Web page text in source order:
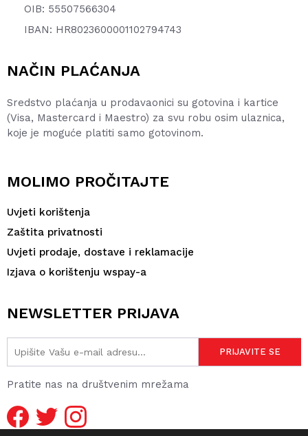
OIB: 55507566304
IBAN: HR8023600001102794743
NAČIN PLAĆANJA
Sredstvo plaćanja u prodavaonici su gotovina i kartice
(Visa, Mastercard i Maestro) za svu robu osim ulaznica,
koje je moguće platiti samo gotovinom.
MOLIMO PROČITAJTE
Uvjeti korištenja
Zaštita privatnosti
Uvjeti prodaje, dostave i reklamacije
Izjava o korištenju wspay-a
NEWSLETTER PRIJAVA
Pratite nas na društvenim mrežama